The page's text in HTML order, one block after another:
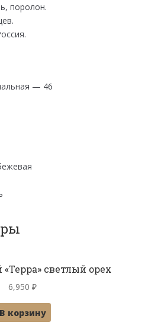
поролон.
— 46
светлый орех
6,950 ₽
В корзину